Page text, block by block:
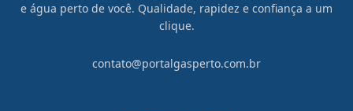
e água perto de você. Qualidade, rapidez e confiança a um
clique.
contato@portalgasperto.com.br